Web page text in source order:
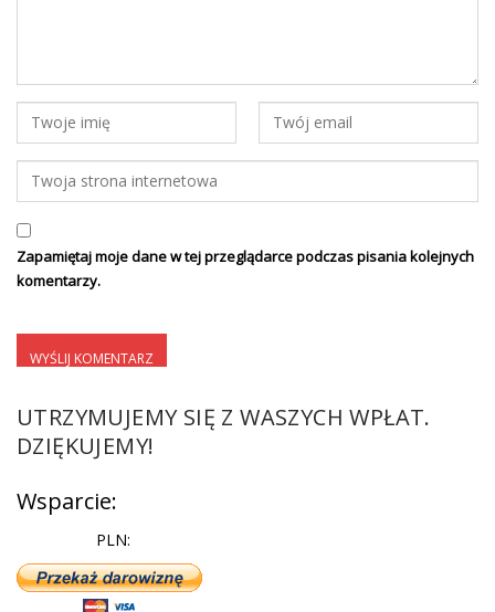
Zapamiętaj moje dane w tej przeglądarce podczas pisania kolejnych
komentarzy.
UTRZYMUJEMY SIĘ Z WASZYCH WPŁAT.
DZIĘKUJEMY!
Wsparcie:
PLN: